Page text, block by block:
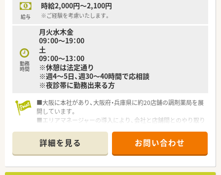
給与
時給2,000円～2,100円
※ご経験を考慮いたします。
勤務
時間
月火水木金
09：00～19：00
土
09：00～13：00
※休憩は法定通り
※週4～5日、週30～40時間で応相談
※夜診帯に勤務出来る方
■大阪に本社があり、大阪府・兵庫県に約20店舗の調剤薬局を展
開しています。
■エリアマネージャーの導入により、会社と店舗間とのやり取り
合う風土も強みです。
■調剤室も広いため業務効率も良く、動きやすい薬局です。
■弊社より紹介実績もございます。
詳細を見る お問い合わせ